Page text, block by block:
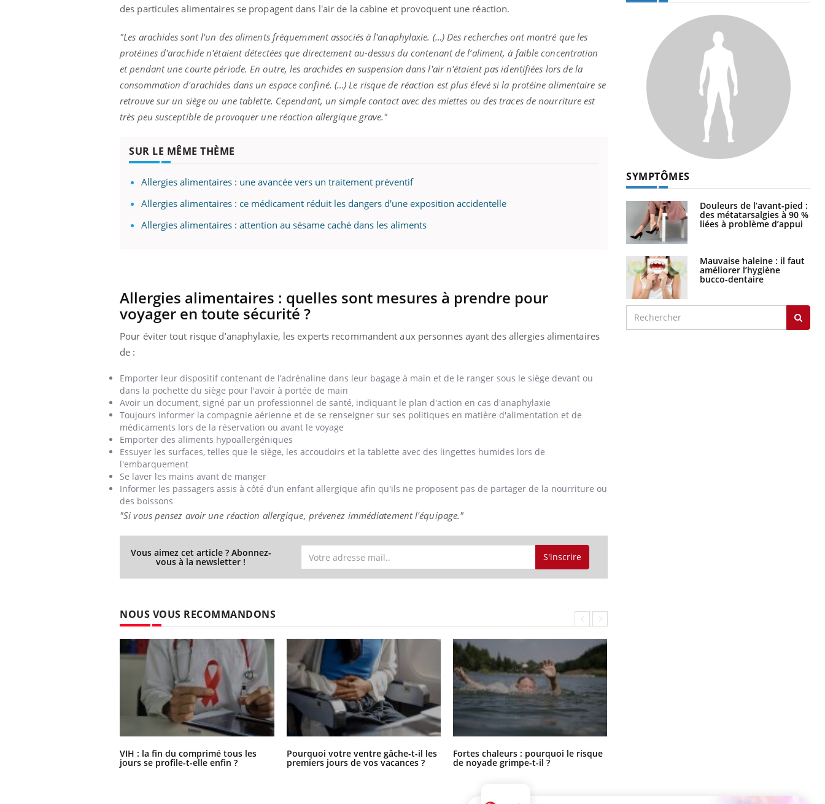
des particules alimentaires se propagent dans l'air de la cabine et provoquent une réaction.
"Les arachides sont l'un des aliments fréquemment associés à l'anaphylaxie. (…) Des recherches ont montré que les
protéines d'arachide n'étaient détectées que directement au-dessus du contenant de l’aliment, à faible concentration
et pendant une courte période. En outre, les arachides en suspension dans l'air n'étaient pas identifiées lors de la
consommation d'arachides dans un espace confiné. (…) Le risque de réaction est plus élevé si la protéine alimentaire se
retrouve sur un siège ou une tablette. Cependant, un simple contact avec des miettes ou des traces de nourriture est
très peu susceptible de provoquer une réaction allergique grave."
SUR LE MÊME THÈME
Allergies alimentaires : une avancée vers un traitement préventif
Allergies alimentaires : ce médicament réduit les dangers d'une exposition accidentelle
Allergies alimentaires : attention au sésame caché dans les aliments
Allergies alimentaires : quelles sont mesures à prendre pour
voyager en toute sécurité ?
Pour éviter tout risque d’anaphylaxie, les experts recommandent aux personnes ayant des allergies alimentaires
de :
Emporter leur dispositif contenant de l’adrénaline dans leur bagage à main et de le ranger sous le siège devant ou
dans la pochette du siège pour l'avoir à portée de main
Avoir un document, signé par un professionnel de santé, indiquant le plan d'action en cas d'anaphylaxie
Toujours informer la compagnie aérienne et de se renseigner sur ses politiques en matière d'alimentation et de
médicaments lors de la réservation ou avant le voyage
Emporter des aliments hypoallergéniques
Essuyer les surfaces, telles que le siège, les accoudoirs et la tablette avec des lingettes humides lors de
l'embarquement
Se laver les mains avant de manger
Informer les passagers assis à côté d’un enfant allergique afin qu'ils ne proposent pas de partager de la nourriture ou
des boissons
"Si vous pensez avoir une réaction allergique, prévenez immédiatement l'équipage."
Vous aimez cet article ? Abonnez-
vous à la newsletter ! S'inscrire
NOUS VOUS RECOMMANDONS
VIH : la fin du comprimé tous les
jours se profile-t-elle enfin ?
Pourquoi votre ventre gâche-t-il les
premiers jours de vos vacances ?
Fortes chaleurs : pourquoi le risque
de noyade grimpe-t-il ?
SYMPTÔMES
Douleurs de l’avant-pied :
des métatarsalgies à 90 %
liées à problème d’appui
Mauvaise haleine : il faut
améliorer l’hygiène
bucco-dentaire